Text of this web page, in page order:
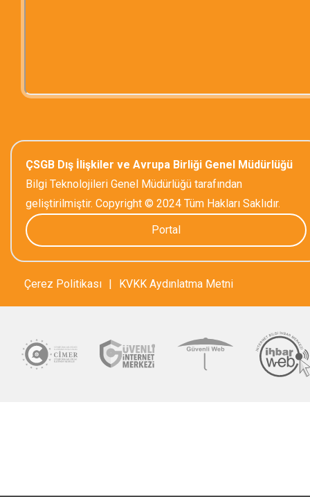
ÇSGB Dış İlişkiler ve Avrupa Birliği Genel Müdürlüğü
Bilgi Teknolojileri Genel Müdürlüğü tarafından
geliştirilmiştir. Copyright © 2024 Tüm Hakları Saklıdır.
Portal
Çerez Politikası | KVKK Aydınlatma Metni